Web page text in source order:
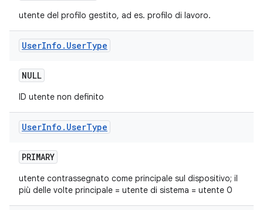
utente del profilo gestito, ad es. profilo di lavoro.
UserInfo . UserType
NULL
ID utente non definito
UserInfo . UserType
PRIMARY
utente contrassegnato come principale sul dispositivo; il
più delle volte principale = utente di sistema = utente 0